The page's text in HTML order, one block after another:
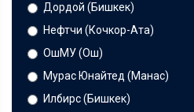
Дордой (Бишкек)
Нефтчи (Кочкор-Ата)
ОшМУ (Ош)
Мурас Юнайтед (Манас)
Илбирс (Бишкек)